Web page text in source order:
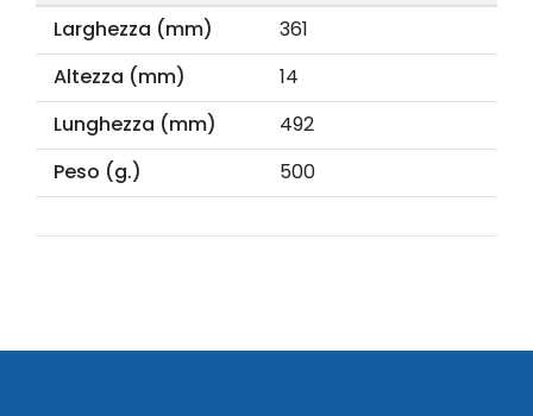
Larghezza (mm)
361
Altezza (mm)
14
Lunghezza (mm)
492
Peso (g.)
500